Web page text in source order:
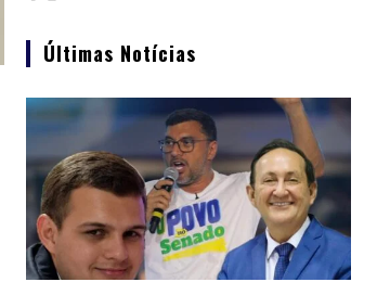
Últimas Notícias